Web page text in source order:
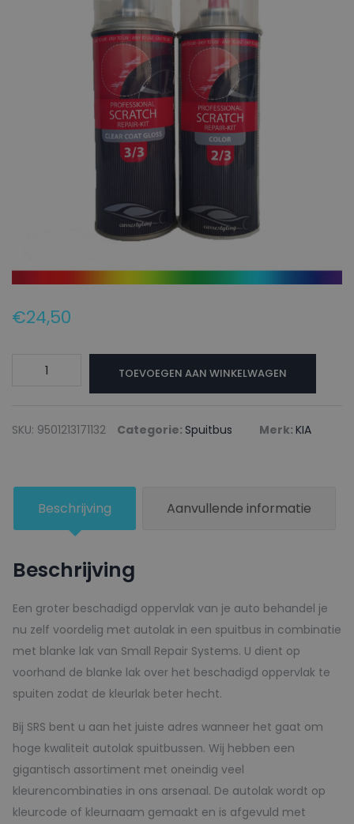
€24,50
Blanke
R7
RED
150ml
TOEVOEGEN AAN WINKELWAGEN
SKU: 9501213171132 Categorie: Spuitbus Merk: KIA
Beschrijving Aanvullende informatie
Beschrijving
Een groter beschadigd oppervlak van je auto behandel je
nu zelf voordelig met autolak in een spuitbus in combinatie
met blanke lak van Small Repair Systems. U dient op
voorhand de blanke lak over het beschadigd oppervlak te
spuiten zodat de kleurlak beter hecht.
Bij SRS bent u aan het juiste adres wanneer het gaat om
hoge kwaliteit autolak spuitbussen. Wij hebben een
gigantisch assortiment met oneindig veel
kleurencombinaties in ons arsenaal. De autolak wordt op
kleurcode of kleurnaam gemaakt en is afgevuld met